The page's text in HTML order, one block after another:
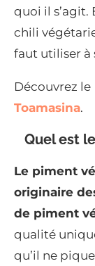
quoi il s’agit.
chili
faut utiliser à
Découvrez le
Toamasina.
Quel est
Le piment
originaire
de piment
qualité
qu’il ne